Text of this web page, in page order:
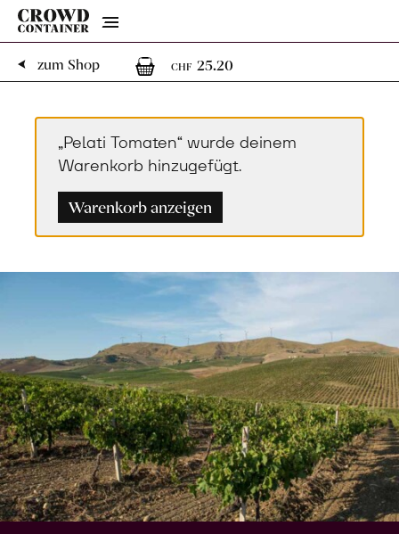
Menu
zum Shop
CHF 25.20
„Pelati Tomaten“ wurde deinem
Warenkorb hinzugefügt.
Warenkorb anzeigen